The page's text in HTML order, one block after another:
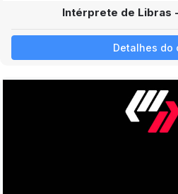
Intérprete de Libras
Detalhes do